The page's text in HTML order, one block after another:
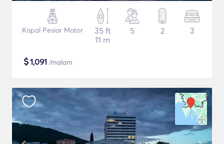
Kapal Pesiar Motor
35 ft
11 m
5 2 3
$1,091 /malam